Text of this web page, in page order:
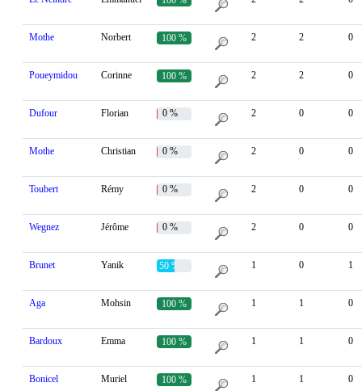
Mothe Norbert 100 % 2 2 0
Poueymidou Corinne 100 % 2 2 0
Dufour Florian 0 % 2 0 0
Mothe Christian 0 % 2 0 0
Toubert Rémy 0 % 2 0 0
Wegnez Jérôme 0 % 2 0 0
Brunet Yanik 50 % 1 0 1
Aga Mohsin 100 % 1 1 0
Bardoux Emma 100 % 1 1 0
Bonicel Muriel 100 % 1 1 0